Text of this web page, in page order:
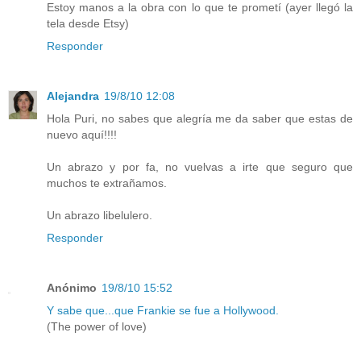
Estoy manos a la obra con lo que te prometí (ayer llegó la
tela desde Etsy)
Responder
Alejandra 19/8/10 12:08
Hola Puri, no sabes que alegría me da saber que estas de
nuevo aquí!!!!
Un abrazo y por fa, no vuelvas a irte que seguro que
muchos te extrañamos.
Un abrazo libelulero.
Responder
Anónimo 19/8/10 15:52
Y sabe que...que Frankie se fue a Hollywood.
(The power of love)